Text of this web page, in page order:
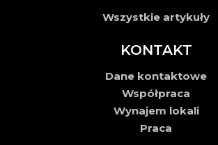
Wszystkie artykuły
KONTAKT
Dane kontaktowe
Współpraca
Wynajem lokali
Praca